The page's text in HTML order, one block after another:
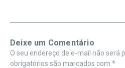
Deixe um Comentário
O seu endereço de e-mail não será
obrigatórios são marcados com *